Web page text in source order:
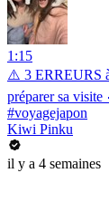
1:15
⚠️ 3 ERREURS
préparer sa
#voyagejapon
Kiwi Pinku
il y a 4 semaines